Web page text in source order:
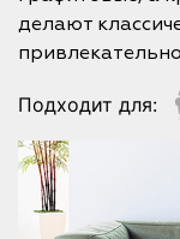
делают
Подходит для: